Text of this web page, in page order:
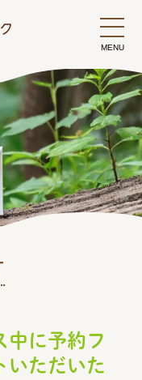
について
中に予約フ
いただいた